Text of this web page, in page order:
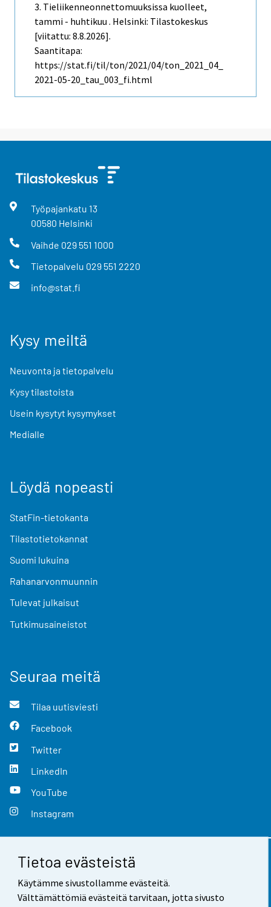
Tietoa evästeistä
Käytämme sivustollamme evästeitä.
Välttämättömiä evästeitä tarvitaan, jotta sivusto
3. Tieliikenneonnettomuuksissa kuolleet,
tammi - huhtikuu . Helsinki: Tilastokeskus
[viitattu: 8.8.2026].
Saantitapa:
https://stat.fi/til/ton/2021/04/ton_2021_04_
2021-05-20_tau_003_fi.html
Työpajankatu 13
00580 Helsinki
Vaihde 029 551 1000
Tietopalvelu 029 551 2220
info@stat.fi
Kysy meiltä
Neuvonta ja tietopalvelu
Kysy tilastoista
Usein kysytyt kysymykset
Medialle
Löydä nopeasti
StatFin-tietokanta
Tilastotietokannat
Suomi lukuina
Rahanarvonmuunnin
Tulevat julkaisut
Tutkimusaineistot
Seuraa meitä
Tilaa uutisviesti
Facebook
Twitter
LinkedIn
YouTube
Instagram
Yhteystiedot
Palaute